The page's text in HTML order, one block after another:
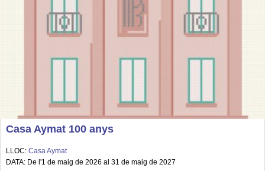
Casa Aymat 100 anys
LLOC: Casa Aymat
DATA: De l'1 de maig de 2026 al 31 de maig de 2027